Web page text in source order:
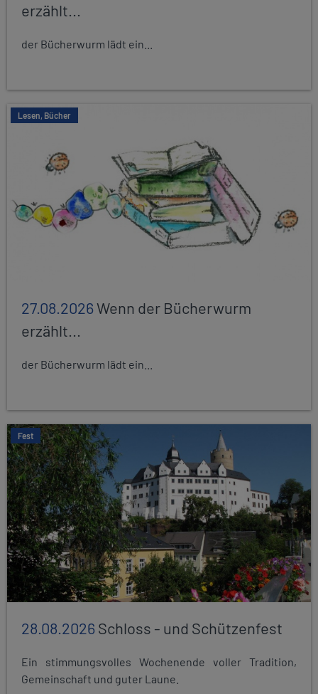
erzählt...
der Bücherwurm lädt ein...
Lesen, Bücher
27.08.2026Wenn der Bücherwurm
erzählt...
der Bücherwurm lädt ein...
Fest
28.08.2026Schloss - und Schützenfest
Ein stimmungsvolles Wochenende voller Tradition,
Gemeinschaft und guter Laune.